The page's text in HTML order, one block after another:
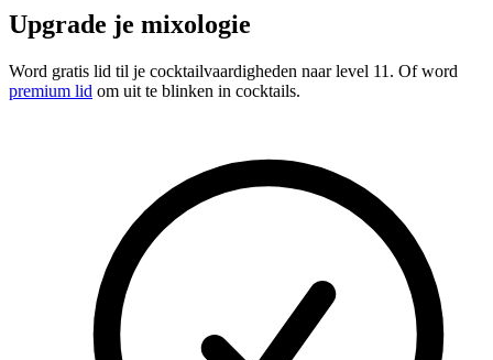
Upgrade je mixologie
Word gratis lid til je cocktailvaardigheden naar level 11. Of word
premium lid om uit te blinken in cocktails.